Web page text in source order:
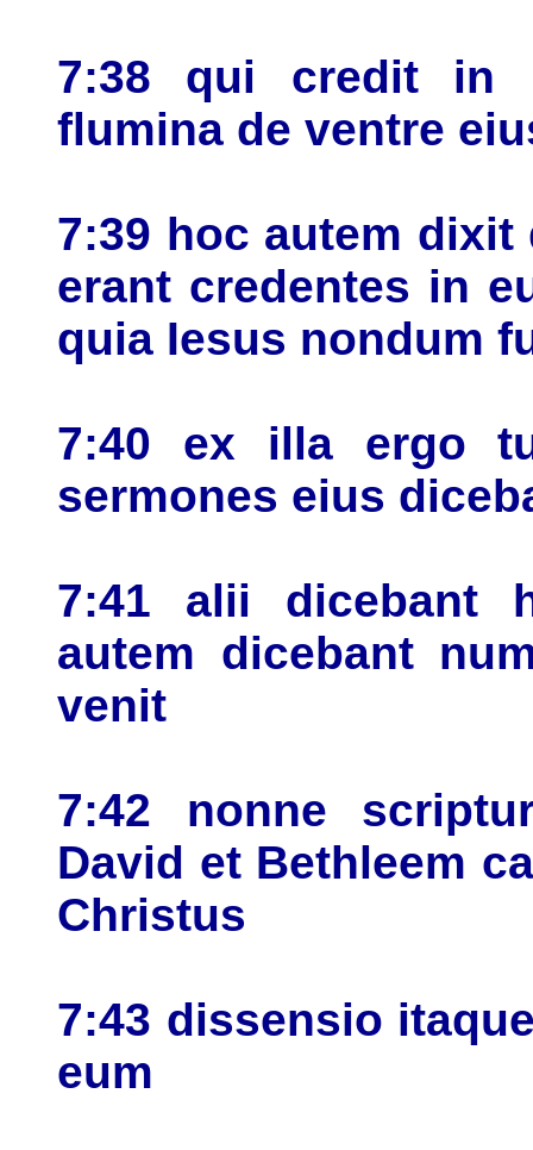
7:38 qui credit in
flumina de ventre
7:39 hoc autem
erant credentes in
quia Iesus nondum
7:40 ex illa ergo
sermones eius
7:41 alii dicebant
autem dicebant
venit
7:42 nonne
David et Bethleem
Christus
7:43 dissensio
eum